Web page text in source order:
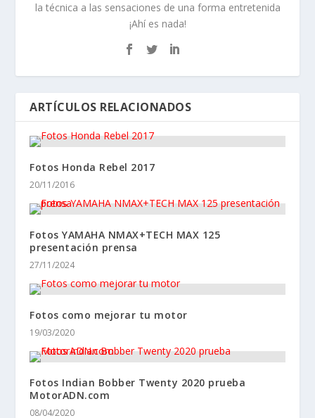
la técnica a las sensaciones de una forma entretenida
¡Ahí es nada!
ARTÍCULOS RELACIONADOS
Fotos Honda Rebel 2017
20/11/2016
Fotos YAMAHA NMAX+TECH MAX 125
presentación prensa
27/11/2024
Fotos como mejorar tu motor
19/03/2020
Fotos Indian Bobber Twenty 2020 prueba
MotorADN.com
08/04/2020